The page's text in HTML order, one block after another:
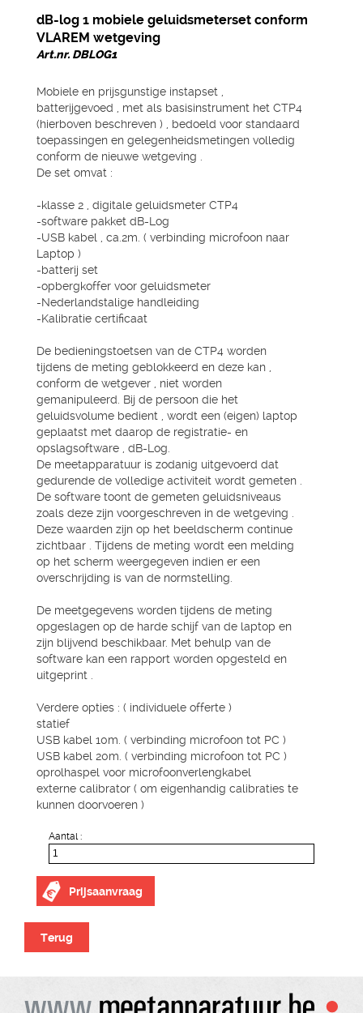
dB-log 1 mobiele geluidsmeterset conform
VLAREM wetgeving
Art.nr. DBLOG1
Mobiele en prijsgunstige instapset ,
batterijgevoed , met als basisinstrument het CTP4
(hierboven beschreven ) , bedoeld voor standaard
toepassingen en gelegenheidsmetingen volledig
conform de nieuwe wetgeving .
De set omvat :
-klasse 2 , digitale geluidsmeter CTP4
-software pakket dB-Log
-USB kabel , ca.2m. ( verbinding microfoon naar
Laptop )
-batterij set
-opbergkoffer voor geluidsmeter
-Nederlandstalige handleiding
-Kalibratie certificaat
De bedieningstoetsen van de CTP4 worden
tijdens de meting geblokkeerd en deze kan ,
conform de wetgever , niet worden
gemanipuleerd. Bij de persoon die het
geluidsvolume bedient , wordt een (eigen) laptop
geplaatst met daarop de registratie- en
opslagsoftware , dB-Log.
De meetapparatuur is zodanig uitgevoerd dat
gedurende de volledige activiteit wordt gemeten .
De software toont de gemeten geluidsniveaus
zoals deze zijn voorgeschreven in de wetgeving .
Deze waarden zijn op het beeldscherm continue
zichtbaar . Tijdens de meting wordt een melding
op het scherm weergegeven indien er een
overschrijding is van de normstelling.
De meetgegevens worden tijdens de meting
opgeslagen op de harde schijf van de laptop en
zijn blijvend beschikbaar. Met behulp van de
software kan een rapport worden opgesteld en
uitgeprint .
Verdere opties : ( individuele offerte )
statief
USB kabel 10m. ( verbinding microfoon tot PC )
USB kabel 20m. ( verbinding microfoon tot PC )
oprolhaspel voor microfoonverlengkabel
externe calibrator ( om eigenhandig calibraties te
kunnen doorvoeren )
Aantal :
Prijsaanvraag
Terug